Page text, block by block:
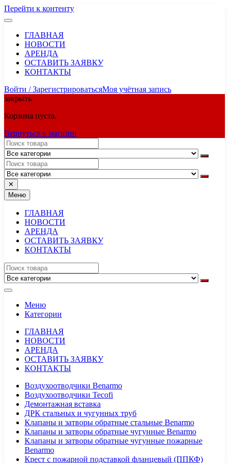
Перейти к контенту
ГЛАВНАЯ
НОВОСТИ
АРЕНДА
ОСТАВИТЬ ЗАЯВКУ
КОНТАКТЫ
Войти / ЗарегистрироватьсяМоя учётная запись
закрыть
Корзина пуста.
Вернуться в магазин
✕
Меню
ГЛАВНАЯ
НОВОСТИ
АРЕНДА
ОСТАВИТЬ ЗАЯВКУ
КОНТАКТЫ
Меню
Категории
ГЛАВНАЯ
НОВОСТИ
АРЕНДА
ОСТАВИТЬ ЗАЯВКУ
КОНТАКТЫ
Воздухоотводчики Benarmo
Воздухоотводчики Tecofi
Демонтажная вставка
ДРК стальных и чугунных труб
Клапаны и затворы обратные стальные Benarmo
Клапаны и затворы обратные чугунные Benarmo
Клапаны и затворы обратные чугунные пожарные
Benarmo
Крест с пожарной подставкой фланцевый (ППКФ)